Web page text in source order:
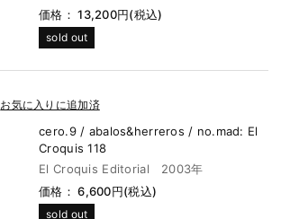
価格： 13,200円(税込)
sold out
お気に入りに追加済
cero.9 / abalos&herreros / no.mad: El
Croquis 118
El Croquis Editorial 2003年
価格： 6,600円(税込)
sold out